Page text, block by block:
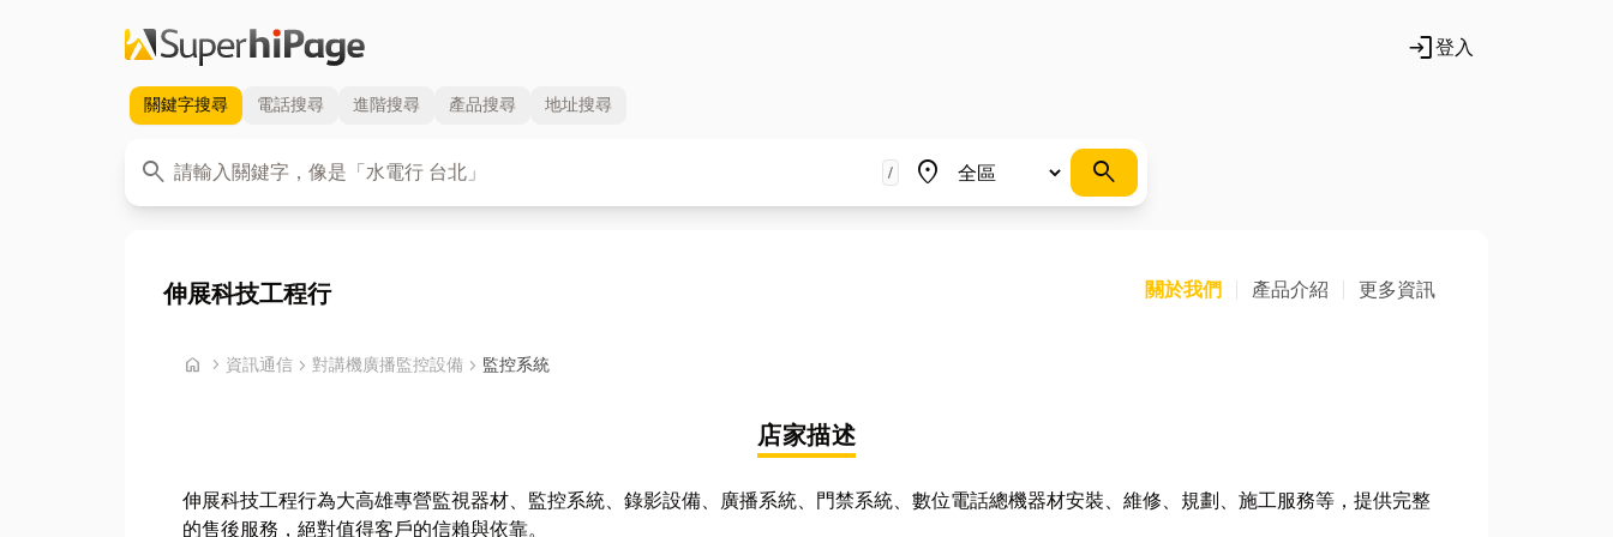
login登入
關鍵字搜尋 電話搜尋 進階搜尋 產品搜尋 地址搜尋
search
關鍵字 / place
地區
search
伸展科技工程行 關於我們 產品介紹 更多資訊
home chevron_right 首頁
資訊通信 chevron_right 對講機廣播監控設備 chevron_right 監控系統
店家描述
伸展科技工程行為大高雄專營監視器材、監控系統、錄影設備、廣播系統、門禁系統、數位電話總機器材安裝、維修、規劃、施工服務等，提供完整
的售後服務，絕對值得客戶的信賴與依靠。